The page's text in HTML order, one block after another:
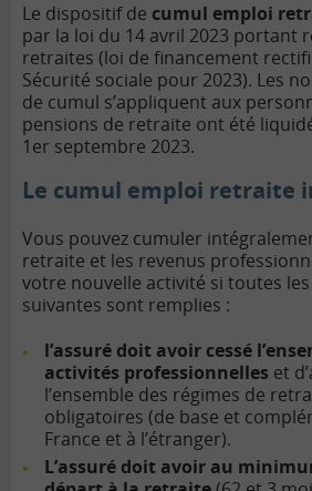
Le dispositif de cumul emploi
par la loi du 14 avril 2023 portant
retraites (loi de financement
Sécurité sociale pour 2023). Les
de cumul s’appliquent aux
pensions de retraite ont été
1er septembre 2023.
Le cumul emploi retraite
Vous pouvez cumuler
retraite et les revenus
votre nouvelle activité si toutes
suivantes sont remplies :
l’assuré doit avoir cessé
activités professionnelles et
l’ensemble des régimes de
obligatoires (de base et
France et à l’étranger).
L’assuré doit avoir au